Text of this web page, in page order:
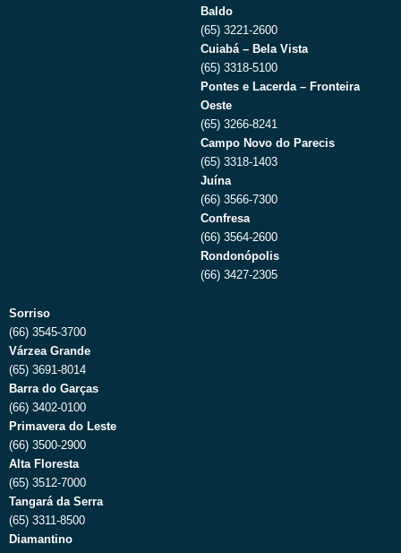
Baldo
(65) 3221-2600
Cuiabá – Bela Vista
(65) 3318-5100
Pontes e Lacerda – Fronteira
Oeste
(65) 3266-8241
Campo Novo do Parecis
(65) 3318-1403
Juína
(66) 3566-7300
Confresa
(66) 3564-2600
Rondonópolis
(66) 3427-2305
Sorriso
(66) 3545-3700
Várzea Grande
(65) 3691-8014
Barra do Garças
(66) 3402-0100
Primavera do Leste
(66) 3500-2900
Alta Floresta
(65) 3512-7000
Tangará da Serra
(65) 3311-8500
Diamantino